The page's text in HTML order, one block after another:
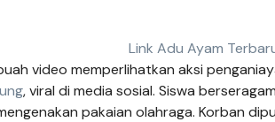
Link Adu Ayam
video memperlihatkan aksi
, viral di media sosial. Siswa
pakaian olahraga. Korban